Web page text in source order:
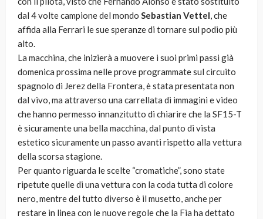
dal 4 volte campione del mondo Sebastian Vettel, che
affida alla Ferrari le sue speranze di tornare sul podio più
alto.
La macchina, che inizierà a muovere i suoi primi passi già
domenica prossima nelle prove programmate sul circuito
spagnolo di Jerez della Frontera, è stata presentata non
dal vivo, ma attraverso una carrellata di immagini e video
che hanno permesso innanzitutto di chiarire che la SF15-T
è sicuramente una bella macchina, dal punto di vista
estetico sicuramente un passo avanti rispetto alla vettura
della scorsa stagione.
Per quanto riguarda le scelte “cromatiche”, sono state
ripetute quelle di una vettura con la coda tutta di colore
nero, mentre del tutto diverso è il musetto, anche per
restare in linea con le nuove regole che la Fia ha dettato